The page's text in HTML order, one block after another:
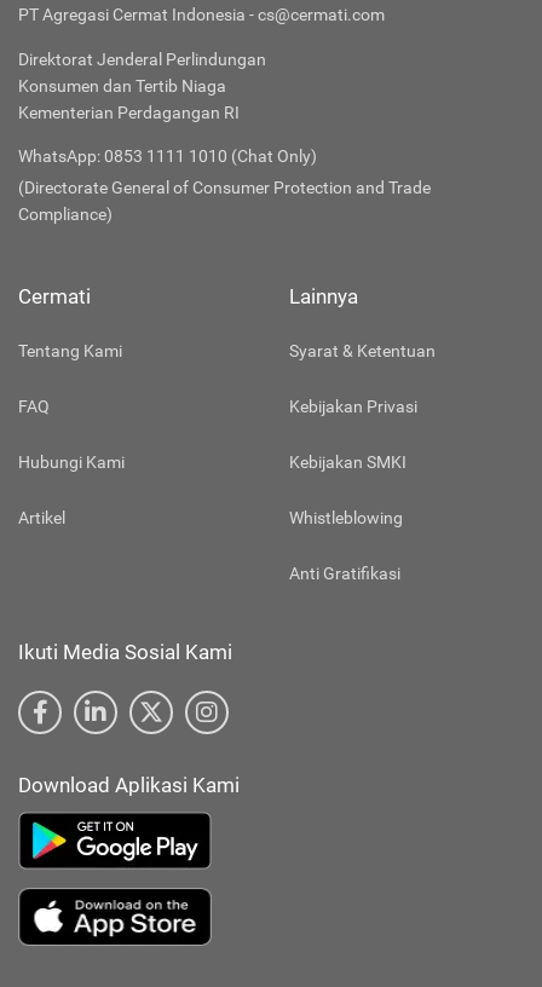
PT Agregasi Cermat Indonesia - cs@cermati.com
Direktorat Jenderal Perlindungan
Konsumen dan Tertib Niaga
Kementerian Perdagangan RI
WhatsApp: 0853 1111 1010 (Chat Only)
(Directorate General of Consumer Protection and Trade
Compliance)
Cermati
Tentang Kami
FAQ
Hubungi Kami
Artikel
Lainnya
Syarat & Ketentuan
Kebijakan Privasi
Kebijakan SMKI
Whistleblowing
Anti Gratifikasi
Ikuti Media Sosial Kami
Download Aplikasi Kami